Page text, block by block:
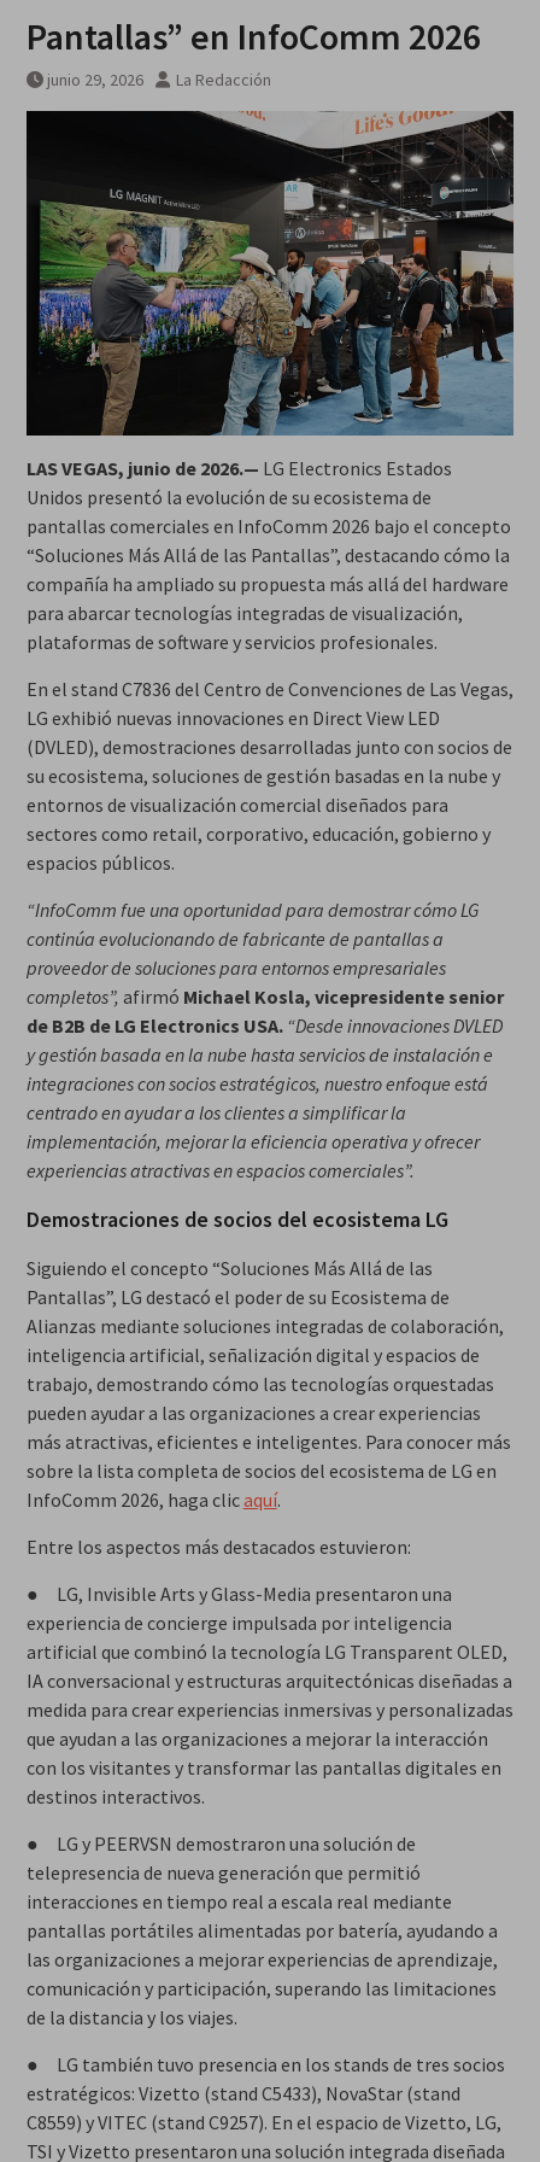
Síntesis de principales
informaciones últimas 24 horas,
Pantallas” en InfoComm 2026
junio 29, 2026 La Redacción
LAS VEGAS, junio de 2026.— LG Electronics Estados
Unidos presentó la evolución de su ecosistema de
pantallas comerciales en InfoComm 2026 bajo el concepto
“Soluciones Más Allá de las Pantallas”, destacando cómo la
compañía ha ampliado su propuesta más allá del hardware
para abarcar tecnologías integradas de visualización,
plataformas de software y servicios profesionales.
En el stand C7836 del Centro de Convenciones de Las Vegas,
LG exhibió nuevas innovaciones en Direct View LED
(DVLED), demostraciones desarrolladas junto con socios de
su ecosistema, soluciones de gestión basadas en la nube y
entornos de visualización comercial diseñados para
sectores como retail, corporativo, educación, gobierno y
espacios públicos.
“InfoComm fue una oportunidad para demostrar cómo LG
continúa evolucionando de fabricante de pantallas a
proveedor de soluciones para entornos empresariales
completos”, afirmó Michael Kosla, vicepresidente senior
de B2B de LG Electronics USA. “Desde innovaciones DVLED
y gestión basada en la nube hasta servicios de instalación e
integraciones con socios estratégicos, nuestro enfoque está
centrado en ayudar a los clientes a simplificar la
implementación, mejorar la eficiencia operativa y ofrecer
experiencias atractivas en espacios comerciales”.
Demostraciones de socios del ecosistema LG
Siguiendo el concepto “Soluciones Más Allá de las
Pantallas”, LG destacó el poder de su Ecosistema de
Alianzas mediante soluciones integradas de colaboración,
inteligencia artificial, señalización digital y espacios de
trabajo, demostrando cómo las tecnologías orquestadas
pueden ayudar a las organizaciones a crear experiencias
más atractivas, eficientes e inteligentes. Para conocer más
sobre la lista completa de socios del ecosistema de LG en
InfoComm 2026, haga clicaquí.
Entre los aspectos más destacados estuvieron:
● LG, Invisible Arts y Glass-Media presentaron una
experiencia de concierge impulsada por inteligencia
artificial que combinó la tecnología LG Transparent OLED,
IA conversacional y estructuras arquitectónicas diseñadas a
medida para crear experiencias inmersivas y personalizadas
que ayudan a las organizaciones a mejorar la interacción
con los visitantes y transformar las pantallas digitales en
destinos interactivos.
● LG y PEERVSN demostraron una solución de
telepresencia de nueva generación que permitió
interacciones en tiempo real a escala real mediante
pantallas portátiles alimentadas por batería, ayudando a
las organizaciones a mejorar experiencias de aprendizaje,
comunicación y participación, superando las limitaciones
de la distancia y los viajes.
● LG también tuvo presencia en los stands de tres socios
estratégicos: Vizetto (stand C5433), NovaStar (stand
C8559) y VITEC (stand C9257). En el espacio de Vizetto, LG,
TSI y Vizetto presentaron una solución integrada diseñada